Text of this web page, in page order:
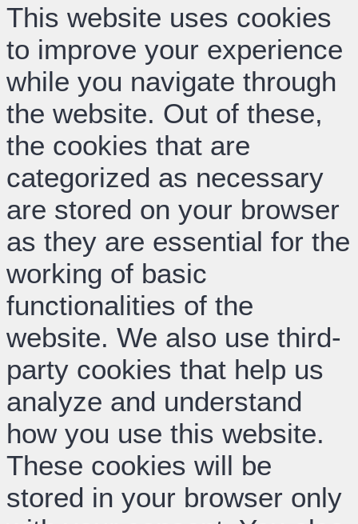
This website uses cookies
to improve your experience
while you navigate through
the website. Out of these,
the cookies that are
categorized as necessary
are stored on your browser
as they are essential for the
working of basic
functionalities of the
website. We also use third-
party cookies that help us
analyze and understand
how you use this website.
These cookies will be
stored in your browser only